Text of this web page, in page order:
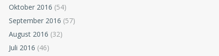
Oktober 2016 (54)
September 2016 (57)
August 2016 (32)
Juli 2016 (46)